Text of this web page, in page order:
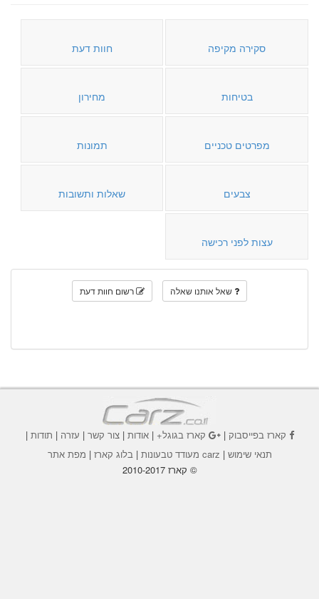
סקירה מקיפה חוות דעת
בטיחות מחירון
מפרטים טכניים תמונות
צבעים שאלות ותשובות
עצות לפני רכישה
שאל אותנו שאלה רשום חוות דעת
קארז בפייסבוק| קארז בגוגל+|אודות |צור קשר | עזרה | תודות |
תנאי שימוש | carz מעודד טבעונות | בלוג קארז | מפת אתר
© קארז 2010-2017